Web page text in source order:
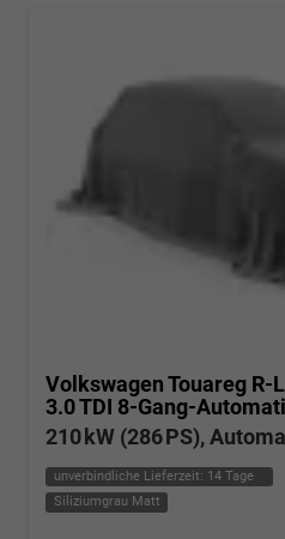
Volkswagen Touareg R-
3.0 TDI 8-Gang-
210 kW (286 PS),
unverbindliche Lieferzeit: 14 Tage
Siliziumgrau Matt